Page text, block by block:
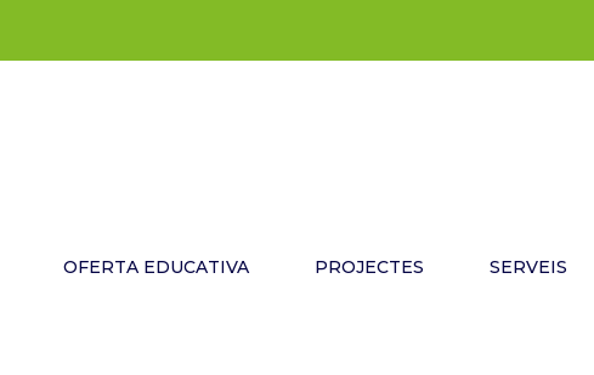
OFERTA EDUCATIVA PROJECTES SERVEIS